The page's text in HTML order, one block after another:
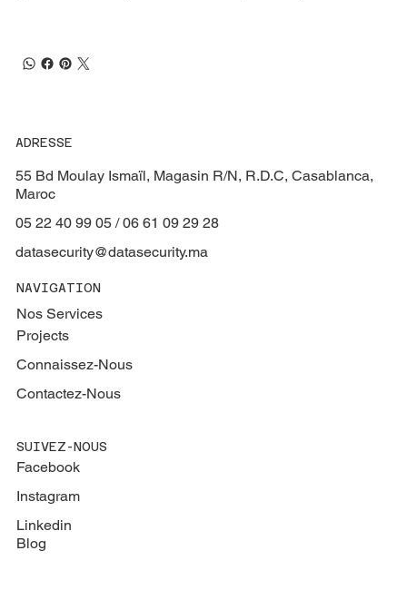
ADRESSE
55 Bd Moulay Ismaïl, Magasin R/N, R.D.C, Casablanca,
Maroc
05 22 40 99 05 / 06 61 09 29 28
datasecurity@datasecurity.ma
NAVIGATION
Nos Services
Projects
Connaissez-Nous
Contactez-Nous
SUIVEZ-NOUS
Facebook
Instagram
Linkedin
Blog